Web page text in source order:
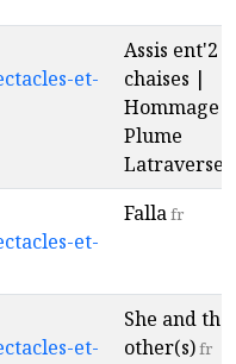
et-
Assis ent'2
chaises |
Hommage à
Plume
Latraverse
et-
Fallafr
et-
She and the
other(s)fr